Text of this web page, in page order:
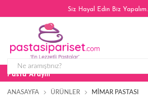
Siz Hayal Edin Biz Yapalım.
Pasta Arayın
ANASAYFA ÜRÜNLER MIMAR PASTASI